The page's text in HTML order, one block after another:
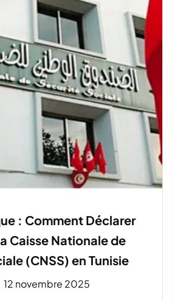
: Comment Déclarer
Caisse Nationale de
(CNSS) en Tunisie
12 novembre 2025